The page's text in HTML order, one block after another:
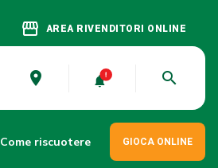
storefront AREA RIVENDITORI ONLINE
place search
Come riscuotere GIOCA ONLINE